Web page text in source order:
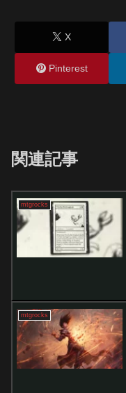
X
Pinterest
関連記事
mtgrocks
mtgrocks